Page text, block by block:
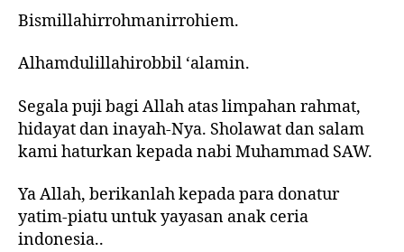
Bismillahirrohmanirrohiem.
Alhamdulillahirobbil ‘alamin.
Segala puji bagi Allah atas limpahan rahmat,
hidayat dan inayah-Nya. Sholawat dan salam
kami haturkan kepada nabi Muhammad SAW.
Ya Allah, berikanlah kepada para donatur
yatim-piatu untuk yayasan anak ceria
indonesia..